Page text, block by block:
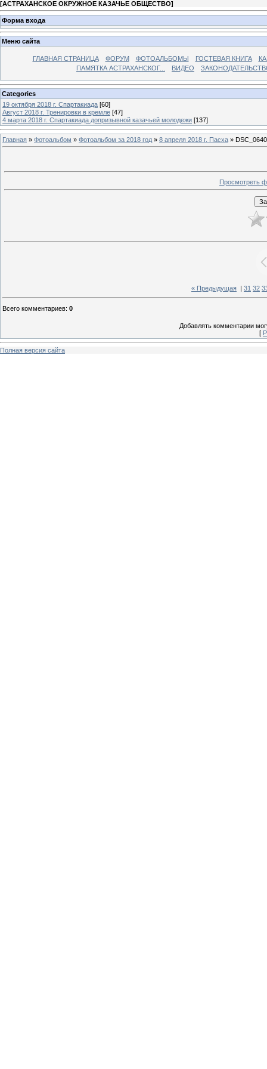
[АСТРАХАНСКОЕ ОКРУЖНОЕ КАЗАЧЬЕ ОБЩЕСТВО]
Форма входа
Меню сайта
ГЛАВНАЯ СТРАНИЦА ФОРУМ ФОТОАЛЬБОМЫ ГОСТЕВАЯ КНИГА
ПАМЯТКА АСТРАХАНСКОГ...
ВИДЕО
Categories
19 октября 2018 г. Спартакиада [60]
Август 2018 г. Тренировки в кремле [47]
4 марта 2018 г. Спартакиада допризывной казачьей молодежи [137]
Главная » Фотоальбом » Фотоальбом за 2018 год » 8 апреля 2018 г. Пасха » DSC_0640
Просмотреть
« Предыдущая 31 32
Всего комментариев: 0
Добавлять комментарии
[
Полная версия сайта